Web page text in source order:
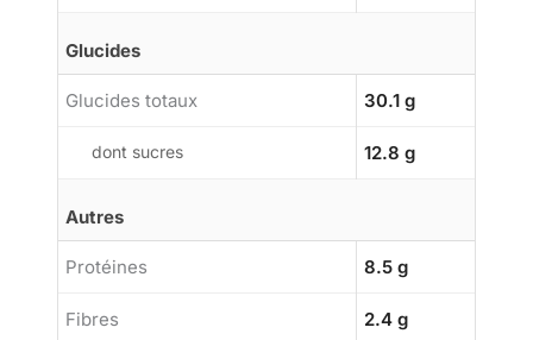
Glucides
Glucides totaux 30.1 g
dont sucres 12.8 g
Autres
Protéines 8.5 g
Fibres 2.4 g